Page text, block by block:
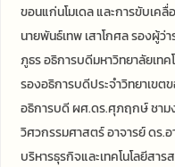
ขอนแก่นโมเดล และการขับเค
นายพันธ์เทพ เสาโกศล รองผู้ว่
ภูธร อธิการบดีมหาวิทยาลัยเท
รองอธิการบดีประจำวิทยาเข
อธิการบดี ผศ.ดร.ศุภฤกษ์ ชา
วิศวกรรมศาสตร์ อาจารย์ ดร
บริหารธุรกิจและเทคโนโลยีส